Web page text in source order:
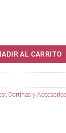
AL CARRITO
, Cortinas y